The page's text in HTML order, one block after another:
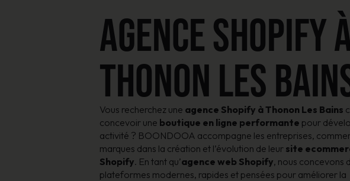
AGENCE SHOPIFY
THONON LES
Vous recherchez une agence Shopify à Thonon Les Bains
concevoir une boutique en ligne performante pour
activité ? BOONDOOA accompagne les entreprises,
marques dans la création et l’évolution de leur site
Shopify. En tant qu’agence web Shopify, nous concevons
plateformes modernes, rapides et pensées pour améliorer la